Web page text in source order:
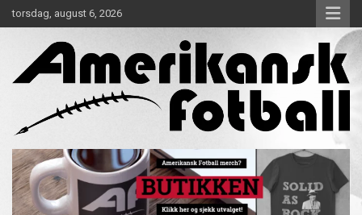
Skip
to
torsdag, august 6, 2026
Amerikansk Fotball